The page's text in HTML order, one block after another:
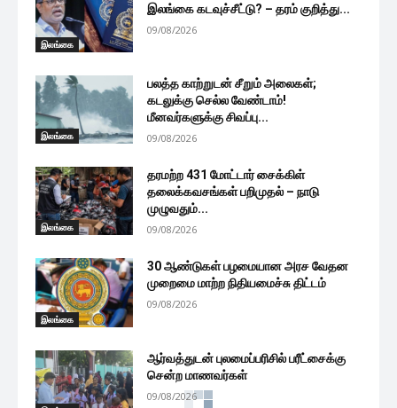
இலங்கை
இலங்கை கடவுச்சீட்டு? – தரம் குறித்து...
09/08/2026
இலங்கை
பலத்த காற்றுடன் சீறும் அலைகள்;
கடலுக்கு செல்ல வேண்டாம்!
மீனவர்களுக்கு சிவப்பு...
09/08/2026
இலங்கை
தரமற்ற 431 மோட்டார் சைக்கிள்
தலைக்கவசங்கள் பறிமுதல் – நாடு
முழுவதும்...
09/08/2026
இலங்கை
30 ஆண்டுகள் பழமையான அரச வேதன
முறைமை மாற்ற நிதியமைச்சு திட்டம்
09/08/2026
ஆர்வத்துடன் புலமைப்பரிசில் பரீட்சைக்கு
சென்ற மாணவர்கள்
09/08/2026